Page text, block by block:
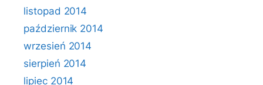
listopad 2014
październik 2014
wrzesień 2014
sierpień 2014
lipiec 2014